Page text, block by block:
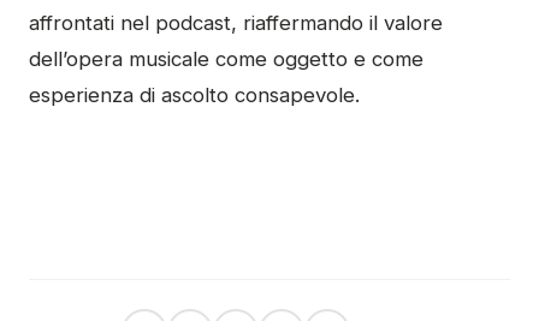
affrontati nel podcast, riaffermando il valore
dell’opera musicale come oggetto e come
esperienza di ascolto consapevole.